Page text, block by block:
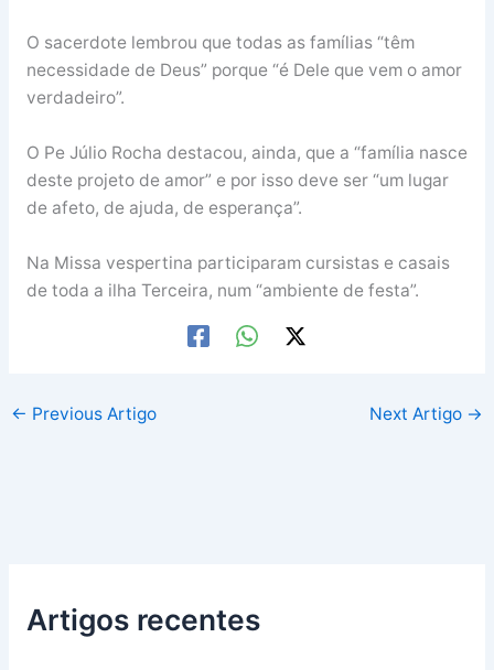
O sacerdote lembrou que todas as famílias “têm
necessidade de Deus” porque “é Dele que vem o amor
verdadeiro”.
O Pe Júlio Rocha destacou, ainda, que a “família nasce
deste projeto de amor” e por isso deve ser “um lugar
de afeto, de ajuda, de esperança”.
Na Missa vespertina participaram cursistas e casais
de toda a ilha Terceira, num “ambiente de festa”.
← Previous Artigo Next Artigo →
Artigos recentes